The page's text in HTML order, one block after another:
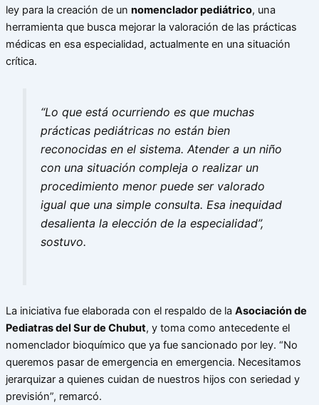
ley para la creación de un nomenclador pediátrico, una
herramienta que busca mejorar la valoración de las prácticas
médicas en esa especialidad, actualmente en una situación
crítica.
“Lo que está ocurriendo es que muchas
prácticas pediátricas no están bien
reconocidas en el sistema. Atender a un niño
con una situación compleja o realizar un
procedimiento menor puede ser valorado
igual que una simple consulta. Esa inequidad
desalienta la elección de la especialidad”,
sostuvo.
La iniciativa fue elaborada con el respaldo de la Asociación de
Pediatras del Sur de Chubut, y toma como antecedente el
nomenclador bioquímico que ya fue sancionado por ley. “No
queremos pasar de emergencia en emergencia. Necesitamos
jerarquizar a quienes cuidan de nuestros hijos con seriedad y
previsión”, remarcó.